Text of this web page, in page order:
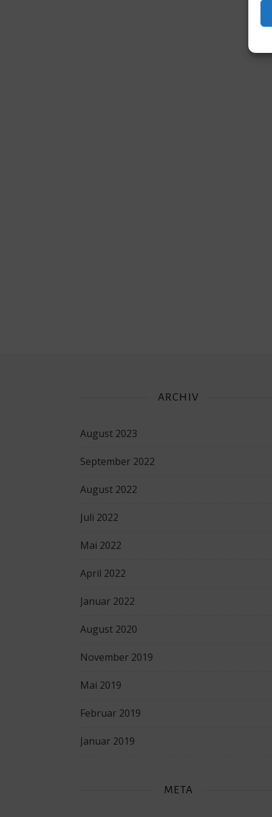
ARCHIV
August 2023
September 2022
August 2022
Juli 2022
Mai 2022
April 2022
Januar 2022
August 2020
November 2019
Mai 2019
Februar 2019
Januar 2019
META